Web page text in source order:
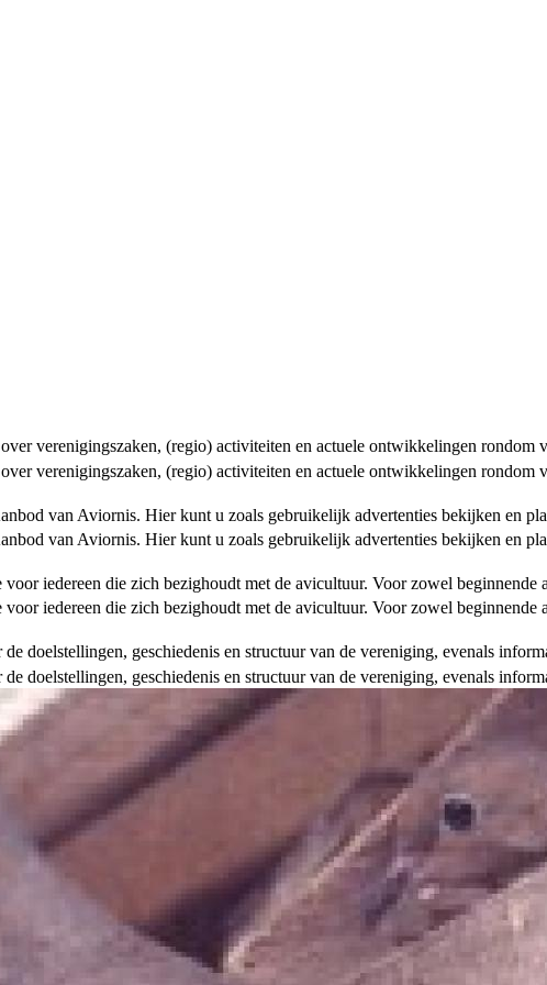
verenigingszaken, (regio) activiteiten en actuele ontwikkelingen rondom
verenigingszaken, (regio) activiteiten en actuele ontwikkelingen rondom
van Aviornis. Hier kunt u zoals gebruikelijk advertenties bekijken en
van Aviornis. Hier kunt u zoals gebruikelijk advertenties bekijken en
iedereen die zich bezighoudt met de avicultuur. Voor zowel beginnende
iedereen die zich bezighoudt met de avicultuur. Voor zowel beginnende
doelstellingen, geschiedenis en structuur van de vereniging, evenals
doelstellingen, geschiedenis en structuur van de vereniging, evenals